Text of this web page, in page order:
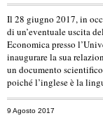
Il 28 giugno 2017, in
di un’eventuale uscita
Economica presso
inaugurare la sua
un documento
poiché l’inglese è la
9 Agosto 2017